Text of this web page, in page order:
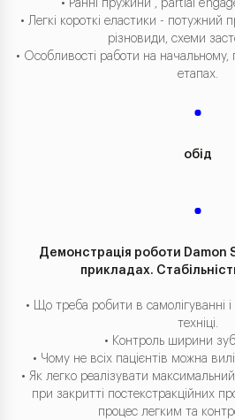
• Ранні пружини , partial
• Легкі короткі еластики - потужний
різновиди, схеми
• Особливості работи на
етапах.
обід
Демонстрація роботи Damon
прикладах.
• Що треба робити в самолігуванні
техніці.
• Контроль ширини
• Чому не всіх пацієнтів можна
• Як легко реалізувати
при закритті постекстракційних
процес легким та